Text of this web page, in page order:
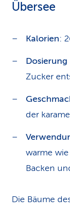
Übersee
Kalorien:
Dosierung
Zucker
der
warme
Backen
Die Bäume